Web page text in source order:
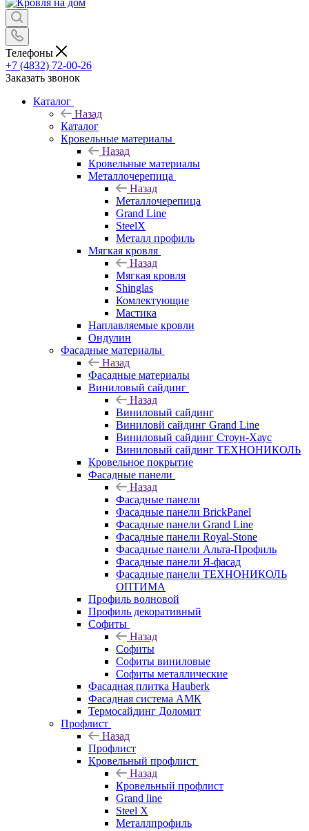
Телефоны
+7 (4832) 72-00-26
Заказать звонок
Каталог
Назад
Каталог
Кровельные материалы
Назад
Кровельные материалы
Металлочерепица
Назад
Металлочерепица
Grand Line
SteelX
Металл профиль
Мягкая кровля
Назад
Мягкая кровля
Shinglas
Комлектующие
Мастика
Наплавляемые кровли
Ондулин
Фасадные материалы
Назад
Фасадные материалы
Виниловый сайдинг
Назад
Виниловый сайдинг
Виниловй сайдинг Grand Line
Виниловый сайдинг Стоун-Хаус
Виниловый сайдинг ТЕХНОНИКОЛЬ
Кровельное покрытие
Фасадные панели
Назад
Фасадные панели
Фасадные панели BrickPanel
Фасадные панели Grand Line
Фасадные панели Royal-Stone
Фасадные панели Альта-Профиль
Фасадные панели Я-фасад
Фасадные панели ТЕХНОНИКОЛЬ
ОПТИМА
Профиль волновой
Профиль декоративный
Софиты
Назад
Софиты
Софиты виниловые
Софиты металлические
Фасадная плитка Hauberk
Фасадная система АМК
Термосайдинг Доломит
Профлист
Назад
Профлист
Кровельный профлист
Назад
Кровельный профлист
Grand line
Steel X
Металлпрофиль